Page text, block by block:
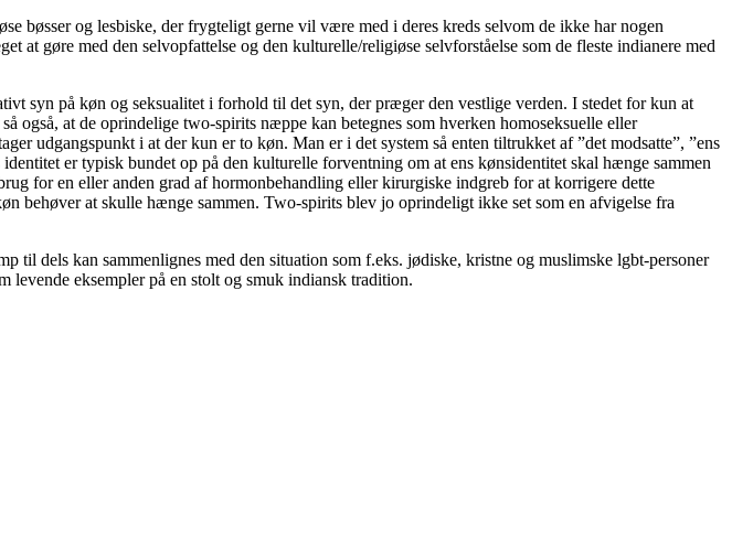
bøsser og lesbiske, der frygteligt gerne vil være med i deres kreds selvom de ikke har nogen
gøre med den selvopfattelse og den kulturelle/religiøse selvforståelse som de fleste indianere med
syn på køn og seksualitet i forhold til det syn, der præger den vestlige verden. I stedet for kun at
også, at de oprindelige two-spirits næppe kan betegnes som hverken homoseksuelle eller
udgangspunkt i at der kun er to køn. Man er i det system så enten tiltrukket af ”det modsatte”, ”ens
er typisk bundet op på den kulturelle forventning om at ens kønsidentitet skal hænge sammen
for en eller anden grad af hormonbehandling eller kirurgiske indgreb for at korrigere dette
behøver at skulle hænge sammen. Two-spirits blev jo oprindeligt ikke set som en afvigelse fra
dels kan sammenlignes med den situation som f.eks. jødiske, kristne og muslimske lgbt-personer
levende eksempler på en stolt og smuk indiansk tradition.